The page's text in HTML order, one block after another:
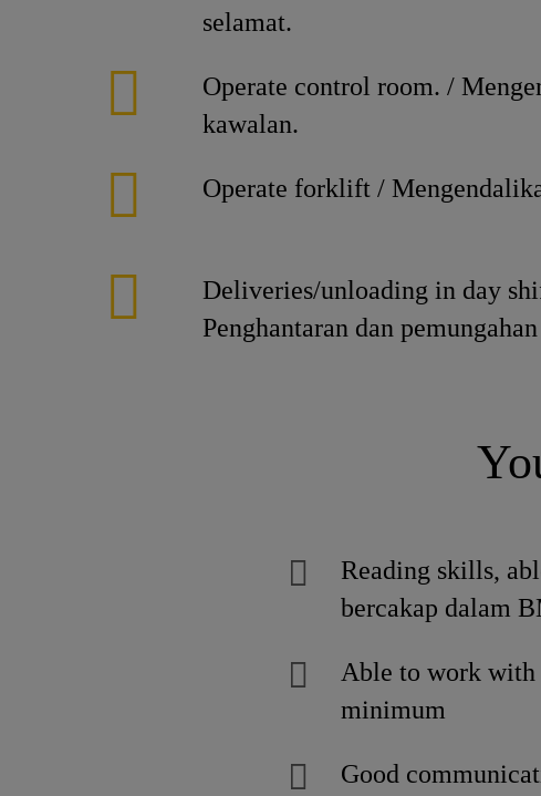
selamat.
Operate control room. /
kawalan.
Operate forklift /
Deliveries/unloading in day
Penghantaran dan
Reading skills,
bercakap dalam
Able to work with
minimum
Good